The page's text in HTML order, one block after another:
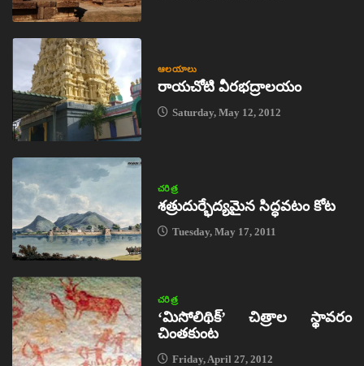
ఆలయాలు
రాయచోటి వీరభద్రాలయం
Saturday, May 12, 2012
చరిత్ర
శత్రుదుర్భేద్యమైన సిద్ధవటం కోట
Tuesday, May 17, 2011
చరిత్ర
‘మిసోలిథిక్‌’ చిత్రాల స్థావరం
చింతకుంట
Friday, April 27, 2012